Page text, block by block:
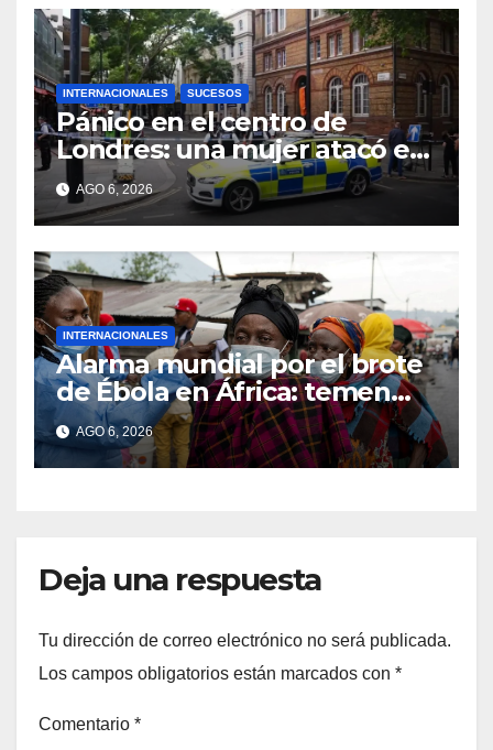
INTERNACIONALES SUCESOS
Pánico en el centro de
Londres: una mujer atacó e
hirió con unas tijeras a cuatro
hombres
AGO 6, 2026
INTERNACIONALES
Alarma mundial por el brote
de Ébola en África: temen
que el virus esté mutando
tras superar los 4.000 casos
AGO 6, 2026
Deja una respuesta
Tu dirección de correo electrónico no será publicada.
Los campos obligatorios están marcados con *
Comentario *